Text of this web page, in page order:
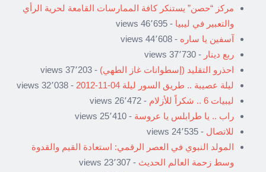
مركز “حصن” يستنكر كافة الممارسات القامعة لحرية الرأي
والتعبير في ليبيا - 46٬695 views
آسفين يا ساره - 44٬608 views
ربع دينار - 37٬730 views
احذرو التقليد (إسطوانات غاز الطهي) - 37٬203 views
ليلة عصيبة .. طريق السور ليلة 04-11-2012
- 32٬038 views
ليبيات 6 .. شكراً للأزلام
- 26٬472 views
راب .. يا طرابلس يا عروسة - 25٬410 views
للاتصال - 24٬535 views
المولد النبوي في العصر الرقمي: استعادة القيم والقدوة
وسط زحمة العالم الحديث - 23٬307 views